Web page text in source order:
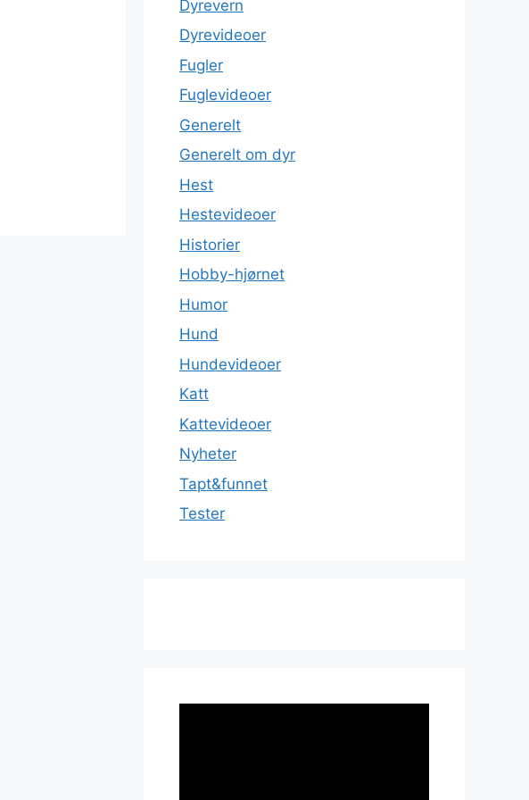
Dyrevern
Dyrevideoer
Fugler
Fuglevideoer
Generelt
Generelt om dyr
Hest
Hestevideoer
Historier
Hobby-hjørnet
Humor
Hund
Hundevideoer
Katt
Kattevideoer
Nyheter
Tapt&funnet
Tester